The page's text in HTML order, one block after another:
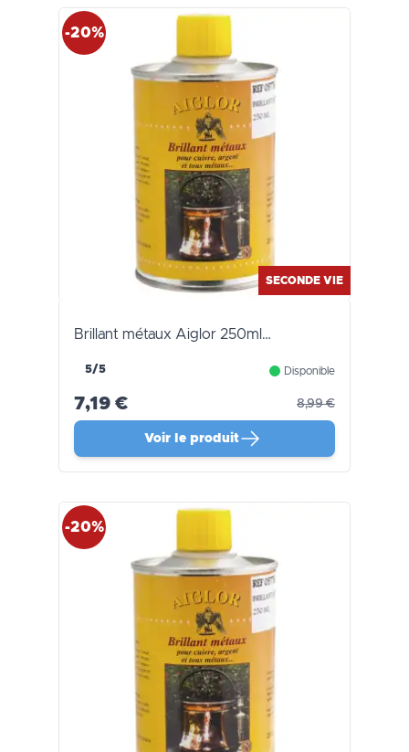
-20%
SECONDE VIE
Brillant métaux Aiglor 250ml…
5/5 Disponible
7,19 € 8,99 €
Voir le produit
-20%